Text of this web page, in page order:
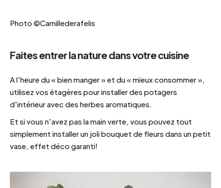
Photo ©Camillederafelis
Faites entrer la nature dans votre cuisine
A l'heure du « bien manger » et du « mieux consommer »,
utilisez vos étagères pour installer des potagers
d'intérieur avec des herbes aromatiques.
Et si vous n'avez pas la main verte, vous pouvez tout
simplement installer un joli bouquet de fleurs dans un petit
vase, effet déco garanti!